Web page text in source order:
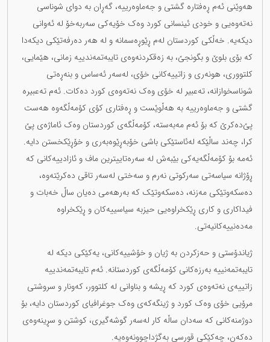
هەوێنی ئەم ڕەفتارە گشتی و جەماوەرییە، گەڕان بە دوای شوناسی
نەتەوەیی و خودی ئینسانی کورد وەک خۆیەکی سەربەخۆ لە ئەوانی
دیکەیە. خەڵکی کوردستان لەم ڕێوڕەسمانە و لە هەر دەرفەتێکی دیکەدا
کە بۆی بلوێ و بگونجێ، بە زەقکردنەوەی تایبەتمەندییە زمانی، هێمایی،
کلتووری، هونەری و زاتییەکانی خۆی، لەسەر ئەساس و بنەڕەتی
شوناسخوازانە، تەعبیر لە خۆی وەک نەتەوەی کورد دەکات. ئەم تەعبیرە
گشتی و جەماوەرییە بە هەڵوێست و ڕەفتاری کۆی کۆمەڵگەوە هەست
پێ‌دەکرێ کە بۆ ئەم مەبەستە، کۆمەڵگەی کوردستان وەک ئاماژەی پێ
کرا، چەند ساڵێکە لەئاستێکی باشی خۆبەڕێوەبەری و خۆڕێکخستن دایە.
ئەمە بۆ کۆمەڵگەیەکی بێبەش لە سەرەتاییترین ماف و ئازادییەکانی کە
ڕۆژانە سیاسەتی سەرکوتی نەرم و سەختی لەسەر تاقی دەکرێتەوە،
دەسکەوتێکی مەزنە، دەسکەوتێک کە بەرهەمی دەیان ساڵ خەبات و
فیداکاری و کاری ڕێکخراوەیی حیزبە سیاسییەکان و ڕێکخراوە
مەدەنییەکانیەتی.
ژیاندۆستی و حەزکردن بە ژیان و خۆشییەکانی، یەکێکی دیکە لە
تایبەتمەنییە بەرزەکانی کۆمەڵگەی کوردستانە. ئەم تایبەتمەندییە
زاتییەی نەتەوەی کورد کە ڕیشە و بناوانی لە کلتوور، کەونار و سروشتی
مرۆیی خۆی وەک کورد و ژینگەکەی وەک جوغرافیای کوردستان دایە، بۆ
دوژمنەکانی کە سەدان ساڵە کار لەسەر گوشەگیری، کوشتن و سڕینەوەی
دەکەن، چەکێکی قورسی بەگژداچوونەوەیە.